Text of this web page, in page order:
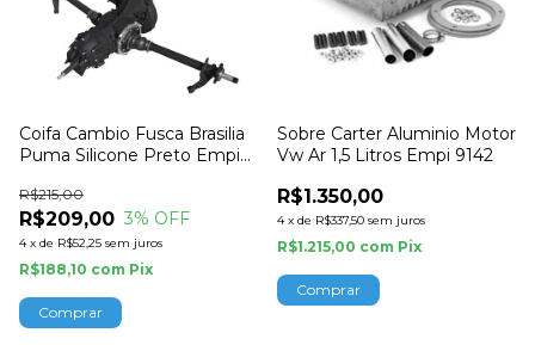
Coifa Cambio Fusca Brasilia
Puma Silicone Preto Empi
R$209,00
R$215,00
3% OFF
4 x de R$52,25 sem juros
R$188,10 com Pix
Sobre Carter Aluminio Motor
Vw Ar 1,5 Litros Empi 9142
R$1.350,00
4 x de R$337,50 sem juros
R$1.215,00 com Pix